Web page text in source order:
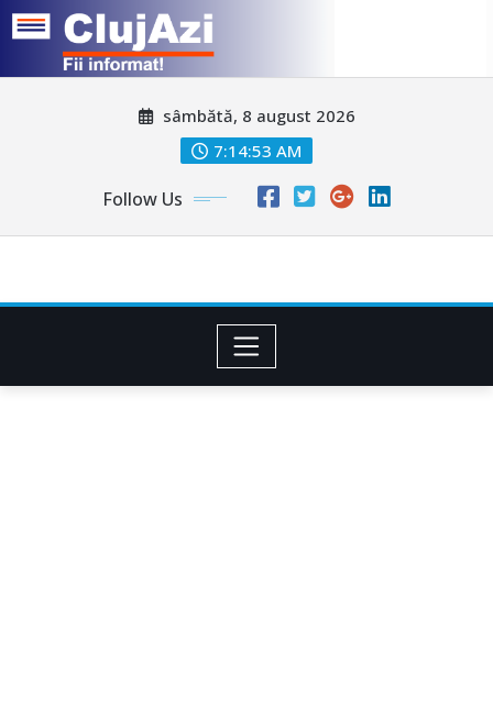
sâmbătă, 8 august 2026
7:14:55 AM
Follow Us